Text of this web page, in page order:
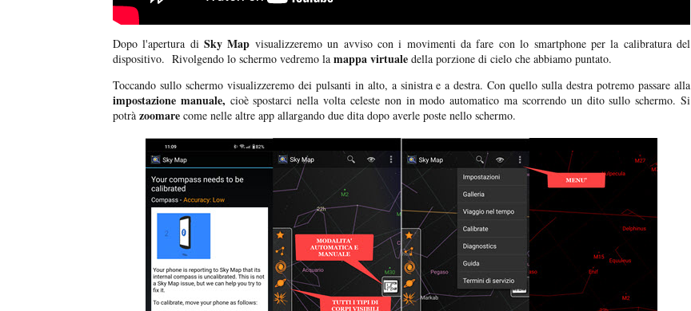
Dopo l'apertura diSky Map visualizzeremo un avviso con i movimenti da fare con lo smartphone per la calibratura del
dispositivo. Rivolgendo lo schermo vedremo la mappa virtuale della porzione di cielo che abbiamo puntato.
Toccando sullo schermo visualizzeremo dei pulsanti in alto, a sinistra e a destra. Con quello sulla destra potremo passare alla
impostazione manuale, cioè spostarci nella volta celeste non in modo automatico ma scorrendo un dito sullo schermo. Si
potrà zoomare come nelle altre app allargando due dita dopo averle poste nello schermo.